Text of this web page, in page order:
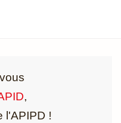
,
l'APIPD !